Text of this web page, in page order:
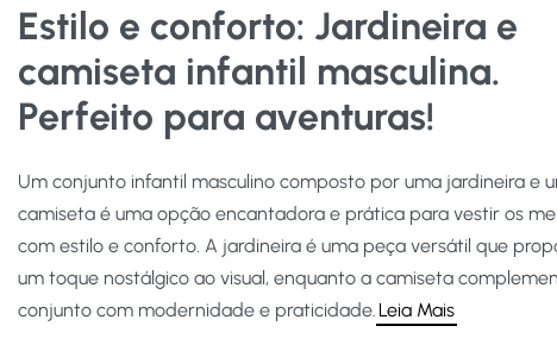
Estilo e conforto: Jardineira e
camiseta infantil masculina.
Perfeito para aventuras!
Um conjunto infantil masculino composto por uma jardineira e
camiseta é uma opção encantadora e prática para vestir os
com estilo e conforto. A jardineira é uma peça versátil que
um toque nostálgico ao visual, enquanto a camiseta
conjunto com modernidade e praticidade. Leia Mais